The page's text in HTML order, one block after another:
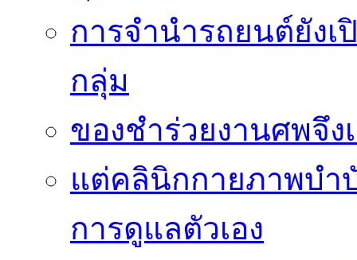
การจำนำรถยนต์ยัง
กลุ่ม
ของชำร่วยงานศพจึ
แต่คลินิกกายภาพบำ
การดูแลตัวเอง